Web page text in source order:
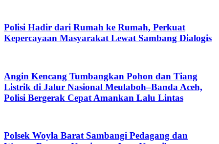
Polisi Hadir dari Rumah ke Rumah, Perkuat
Kepercayaan Masyarakat Lewat Sambang Dialogis
Angin Kencang Tumbangkan Pohon dan Tiang
Listrik di Jalur Nasional Meulaboh–Banda Aceh,
Polisi Bergerak Cepat Amankan Lalu Lintas
Polsek Woyla Barat Sambangi Pedagang dan